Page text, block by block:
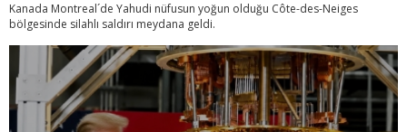
Kanada Montreal´de Yahudi nüfusun yoğun olduğu Côte-des-Neiges
bölgesinde silahlı saldırı meydana geldi.